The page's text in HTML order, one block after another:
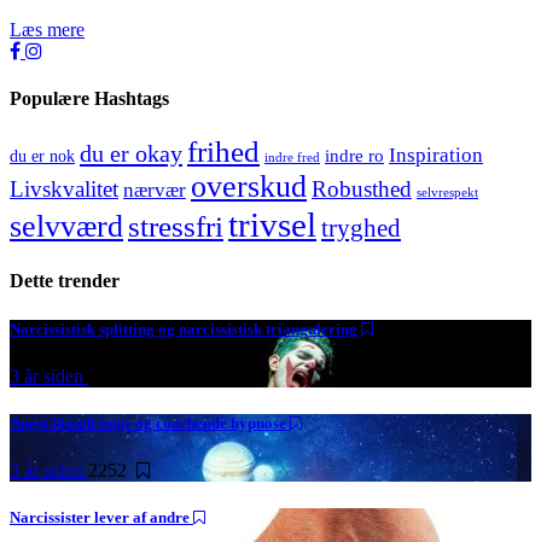
Læs mere
Populære Hashtags
du er nok du er okayfrihed indre fred indre ro Inspiration
Livskvalitet nærvær overskudRobusthed selvrespekt
selvværdstressfri trivsel tryghed
Dette trender
Narcissistisk splitting og narcissistisk triangulering
3 år siden
Angst blandt unge og coachende hypnose
3 år siden 2252
Narcissister lever af andre